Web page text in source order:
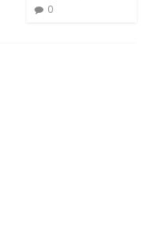
0